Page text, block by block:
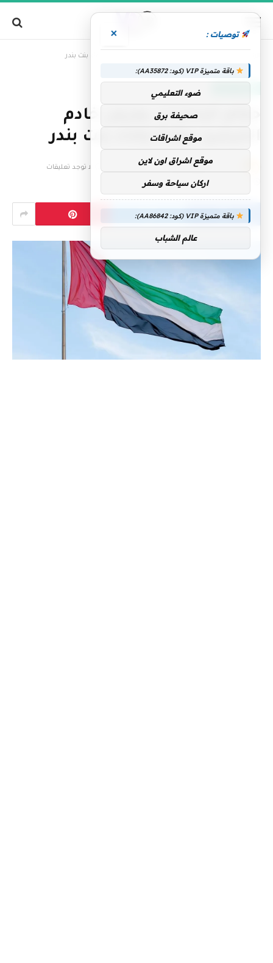
حكام الإمارات يعزون خادم الحرمين بوفاة وفاء بنت بندر
حكام الإمارات يعزون خادم
الحرمين بوفاة وفاء بنت بندر
فريق التحرير 11 نوفمبر، 2025 لا توجد تعليقات
توصيات : ×
باقة متميزة VIP (كود: AA35872):
ضوء التعليمي
صحيفة برق
موقع اشراقات
موقع اشراق اون لاين
اركان سياحة وسفر
باقة متميزة VIP (كود: AA86842):
عالم الشباب